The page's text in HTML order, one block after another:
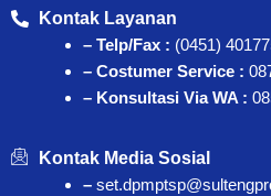
Kontak Layanan
– Telp/Fax : (0451)
– Costumer Service :
– Konsultasi Via WA :
Kontak Media Sosial
–